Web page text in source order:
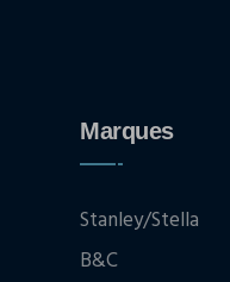
Marques
Stanley/Stella
B&C